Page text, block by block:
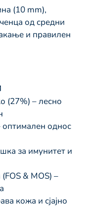
(10 mm),
од средни
и правилен
(27%) – лесно
оптимален однос
за имунитет и
& MOS) –
кожа и сјајно